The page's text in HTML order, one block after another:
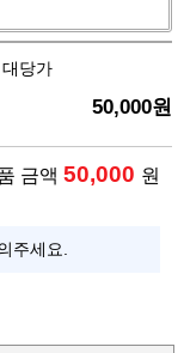
당가
50,000원
금액 50,000 원
주세요.